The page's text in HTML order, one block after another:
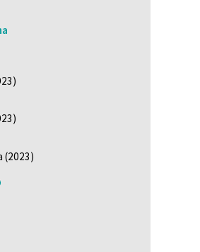
(2023)